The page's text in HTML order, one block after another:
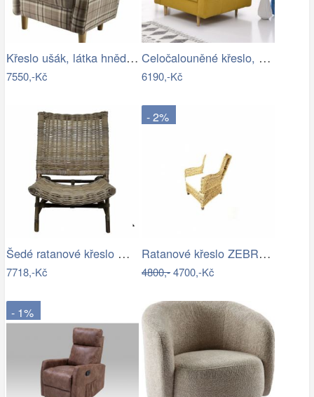
Křeslo ušák, látka hnědé káro, Charlot…
7550,-Kč
Celočalouněné křeslo, hořčicová látka,…
6190,-Kč
Šedé ratanové křeslo Mirri - 57*85…
7718,-Kč
- 2%
Ratanové křeslo ZEBRA ušák - banánový…
4800,-4700,-Kč
- 1%